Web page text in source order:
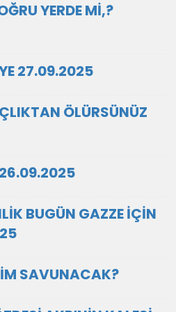
YERDE Mİ,?
27.09.2025
ÖLÜRSÜNÜZ
26.09.2025
BUGÜN GAZZE İÇİN
SAVUNACAK?